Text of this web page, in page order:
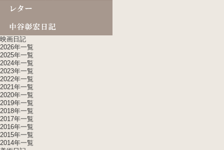
映画日記
2026年一覧
2025年一覧
2024年一覧
2023年一覧
2022年一覧
2021年一覧
2020年一覧
2019年一覧
2018年一覧
2017年一覧
2016年一覧
2015年一覧
2014年一覧